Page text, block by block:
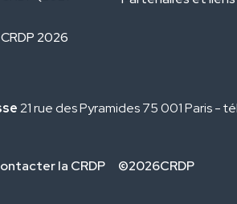
2026
21 rue des Pyramides 75 001 Paris -
la CRDP ©2026CRDP